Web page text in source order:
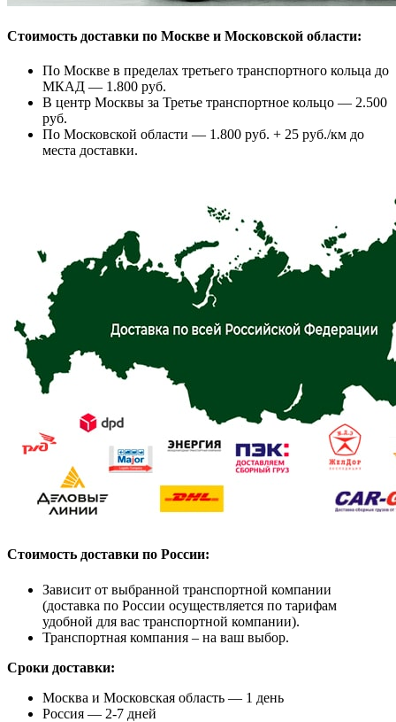
Стоимость доставки по Москве и Московской области:
По Москве в пределах третьего транспортного кольца до
МКАД — 1.800 руб.
В центр Москвы за Третье транспортное кольцо — 2.500
руб.
По Московской области — 1.800 руб. + 25 руб./км до
места доставки.
Стоимость доставки по России:
Зависит от выбранной транспортной компании
(доставка по России осуществляется по тарифам
удобной для вас транспортной компании).
Транспортная компания – на ваш выбор.
Сроки доставки:
Москва и Московская область — 1 день
Россия — 2-7 дней